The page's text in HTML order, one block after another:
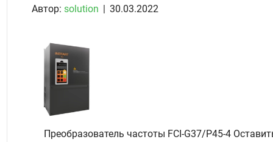
Автор: solution | 30.03.2022
Преобразователь частоты FCI-G37/P45-4